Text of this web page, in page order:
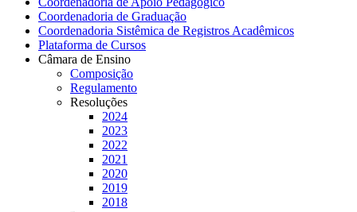
Coordenadoria de Graduação
Coordenadoria Sistêmica de Registros Acadêmicos
Plataforma de Cursos
Câmara de Ensino
Composição
Regulamento
Resoluções
2024
2023
2022
2021
2020
2019
2018